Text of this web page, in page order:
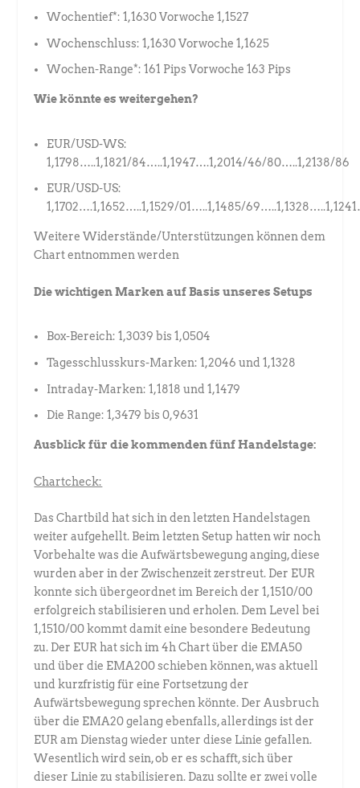
Wochentief*: 1,1630 Vorwoche 1,1527
Wochenschluss: 1,1630 Vorwoche 1,1625
Wochen-Range*: 161 Pips Vorwoche 163 Pips
Wie könnte es weitergehen?
EUR/USD-WS:
1,1798…..1,1821/84…..1,1947….1,2014/46/80…..1,2138/86
EUR/USD-US:
1,1702….1,1652…..1,1529/01…..1,1485/
Weitere Widerstände/Unterstützungen können dem
Chart entnommen werden
Die wichtigen Marken auf Basis unseres Setups
Box-Bereich: 1,3039 bis 1,0504
Tagesschlusskurs-Marken: 1,2046 und 1,1328
Intraday-Marken: 1,1818 und 1,1479
Die Range: 1,3479 bis 0,9631
Ausblick für die kommenden fünf Handelstage:
Chartcheck:
Das Chartbild hat sich in den letzten Handelstagen
weiter aufgehellt. Beim letzten Setup hatten wir noch
Vorbehalte was die Aufwärtsbewegung anging, diese
wurden aber in der Zwischenzeit zerstreut. Der EUR
konnte sich übergeordnet im Bereich der 1,1510/00
erfolgreich stabilisieren und erholen. Dem Level bei
1,1510/00 kommt damit eine besondere Bedeutung
zu. Der EUR hat sich im 4h Chart über die EMA50
und über die EMA200 schieben können, was aktuell
und kurzfristig für eine Fortsetzung der
Aufwärtsbewegung sprechen könnte. Der Ausbruch
über die EMA20 gelang ebenfalls, allerdings ist der
EUR am Dienstag wieder unter diese Linie gefallen.
Wesentlich wird sein, ob er es schafft, sich über
dieser Linie zu stabilisieren. Dazu sollte er zwei volle